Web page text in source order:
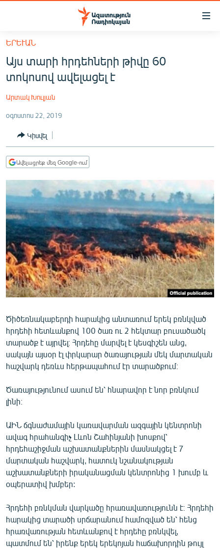
Մատչելիության
հիմնական
բովանդակությանը
Անցնել
հիմնական
մենյուին
ՀԱՅԱՍՏԱՆ
ՔԱՂԱՔԱԿԱՆ
ԸՆՏՐՈՒԹՅՈՒՆՆԵՐ 2026
ԻՐԱՎՈՒՆՔ
ՀԱՍԱՐԱԿՈՒԹՅՈՒՆ
ՏՆՏԵՍՈՒԹՅՈՒՆ
ՊԱՏԵՐԱԶՄԻ 6 ՇԱԲԱԹՆԵՐԸ
ՏԱՐԱԾԱՇՐՋԱՆ
ՄԻՋԱԶԳԱՅԻՆ
ՄՇԱԿՈՒՅԹ
ՍՊՈՐՏ
ՄԵԿՆԱԲԱՆՈՒԹՅՈՒՆ
ՏՏ ԵՒ ԻՆՏԵՐՆԵՏ
ԿՈՐՈՆԱՎԻՐՈՒՍ
ԱՐԽԻՎ
ՏԵՍԱՆՅՈՒԹԵՐ
ԲԱՆԱՎԵՃ
ՁԳՏԵԼՈՎ ԼԱՎԱԳՈՒՅՆԻՆ
ՓՈԴՔԱՍԹ
Հայերեն
English
Русский
ԵՐԵՒԱՆ
Այս տարի հրդեհների թիվը 60
տոկոսով ավելացել է
Արտակ Խուլյան
օգոստոս 22, 2019
Կիսվել
Ավելացրեք մեզ Google-ում
Ծիծեռնակաբերդի հարակից անտառում երեկ բռնկված
հրդեհի հետևանքով 100 ծառ ու 2 հեկտար բուսածածկ
տարածք է այրվել։ Հրդեհը մարվել է կեսգիշեն անց,
սակայն այսօր էլ փրկարար ծառայության մեկ մարտական
հաշվարկ դեռևս հերթապահում էր տարածքում։
Ծառայությունում ասում են՝ հնարավոր է նոր բռնկում
լինի։
ԱԻՆ ճգնաժամային կառավարման ազգային կենտրոնի
ավագ հրահանգիչ Լևոն Շահինյանի խոսքով՝
հրդեհաշիջման աշխատանքներին մասնակցել է 7
մարտական հաշվարկ, հատուկ նշանակության
աշխատանքների իրականացման կենտրոնից 1 խումբ և
օպերատիվ խմբեր:
Հրդեհի բռնկման վարկածը հրառավառությունն է։ Հրդեհի
հարակից տարածի սրճարանում համոզված են՝ հենց
հրառվառության հետևանքով է հրդեհը բռնկվել,
պատմում են՝ իրենք երեկ երեկոյան հաճախորդին թույլ